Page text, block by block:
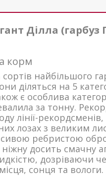
Ділла (гарбуз
корм
найбільшого
діляться на 5
є особлива
за тонну.
лінії-
лозах з великим
ребристою
досить смачну
дозріваючи
сонця та вологи.